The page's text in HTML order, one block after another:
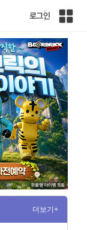
로그인
인
사
이
트
맵
더보기+